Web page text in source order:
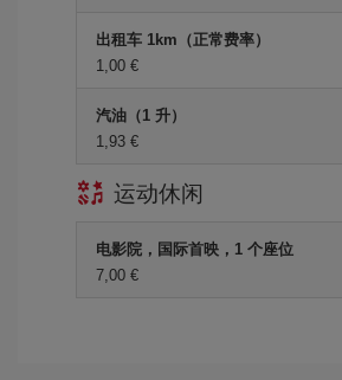
出租车 1km（正常费率）
1,00 €
汽油（1 升）
1,93 €
运动休闲
电影院，国际首映，1 个座位
7,00 €